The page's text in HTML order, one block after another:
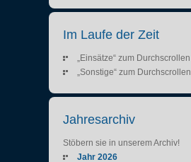
Im Laufe der Zeit
„Einsätze“ zum Durchscrollen
„Sonstige“ zum Durchscrollen
Jahresarchiv
Stöbern sie in unserem Archiv!
Jahr 2026